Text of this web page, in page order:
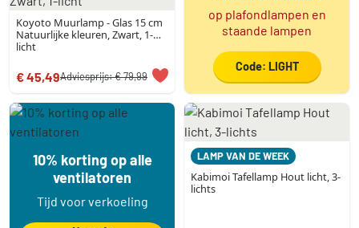
Koyoto Muurlamp - Glas 15 cm
Natuurlijke kleuren, Zwart, 1-
licht
€ 45,49Adviesprijs:€ 79,99
op plafondlampen en
staande lampen
Code: LIGHT
10% korting op alle
ventilatoren
Tijd voor verkoeling
LAMP VAN DE WEEK
Kabimoi Tafellamp Hout licht, 3-
lichts